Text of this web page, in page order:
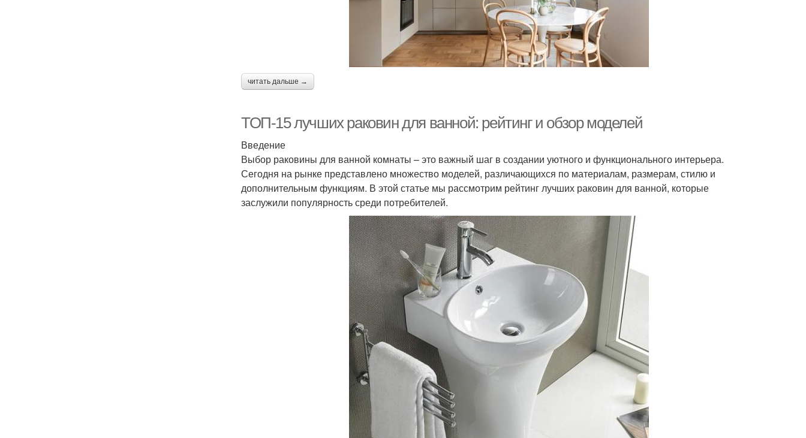
читать дальше →
ТОП-15 лучших раковин для ванной: рейтинг и обзор моделей
Введение
Выбор раковины для ванной комнаты – это важный шаг в создании уютного и функционального интерьера.
Сегодня на рынке представлено множество моделей, различающихся по материалам, размерам, стилю и
дополнительным функциям. В этой статье мы рассмотрим рейтинг лучших раковин для ванной, которые
заслужили популярность среди потребителей.